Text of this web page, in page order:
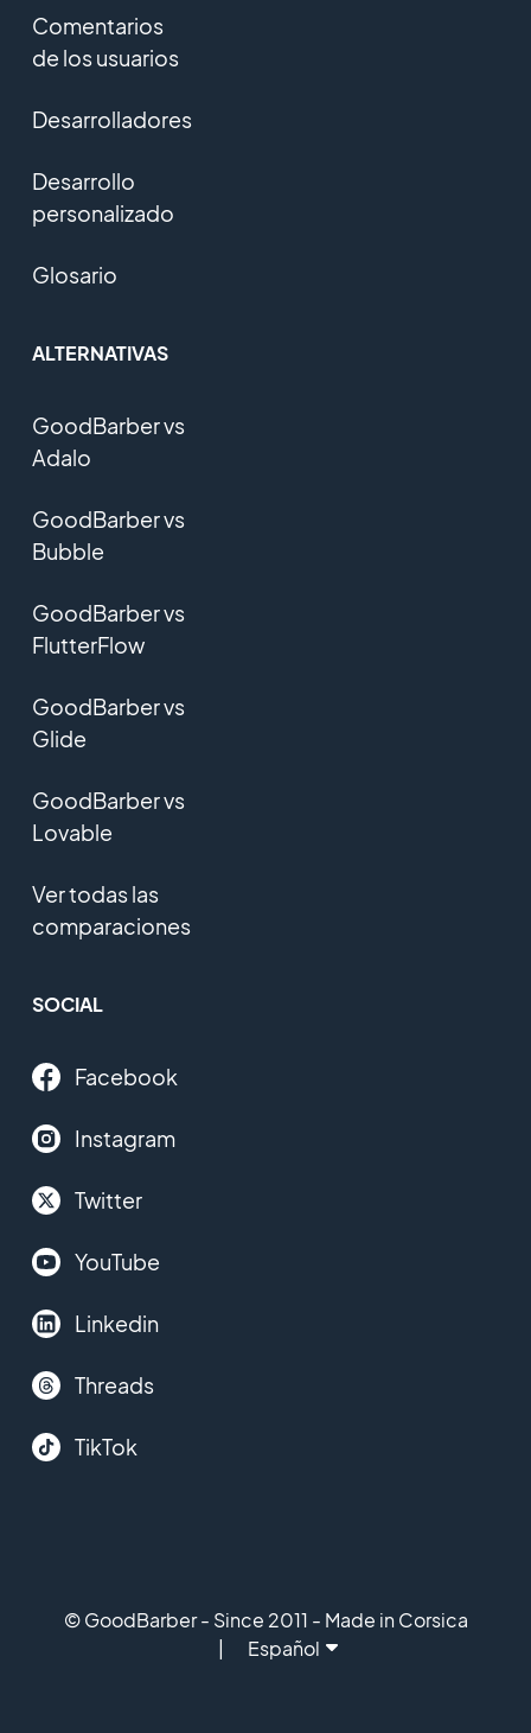
Comentarios
de los usuarios
Desarrolladores
Desarrollo
personalizado
Glosario
ALTERNATIVAS
GoodBarber vs
Adalo
GoodBarber vs
Bubble
GoodBarber vs
FlutterFlow
GoodBarber vs
Glide
GoodBarber vs
Lovable
Ver todas las
comparaciones
SOCIAL
Facebook
Instagram
Twitter
YouTube
Linkedin
Threads
TikTok
© GoodBarber - Since 2011 - Made in Corsica
Español